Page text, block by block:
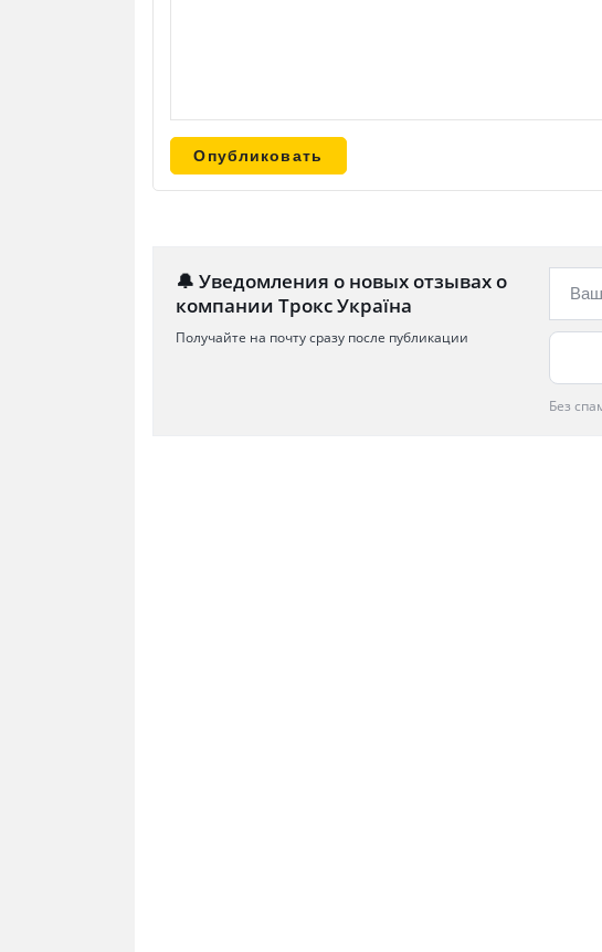
🔔 Уведомления о новых отзывах о
компании Трокс Україна
Получайте на почту сразу после публикации
Без